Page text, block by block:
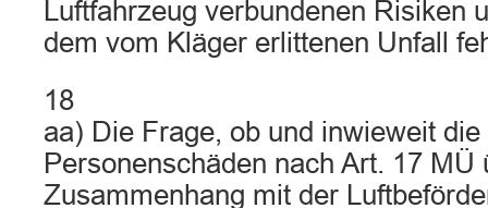
Luftfahrzeug verbundenen Risiken
dem vom Kläger erlittenen Unfall
18
aa) Die Frage, ob und inwieweit
Personenschäden nach Art. 17 MÜ
Zusammenhang mit der